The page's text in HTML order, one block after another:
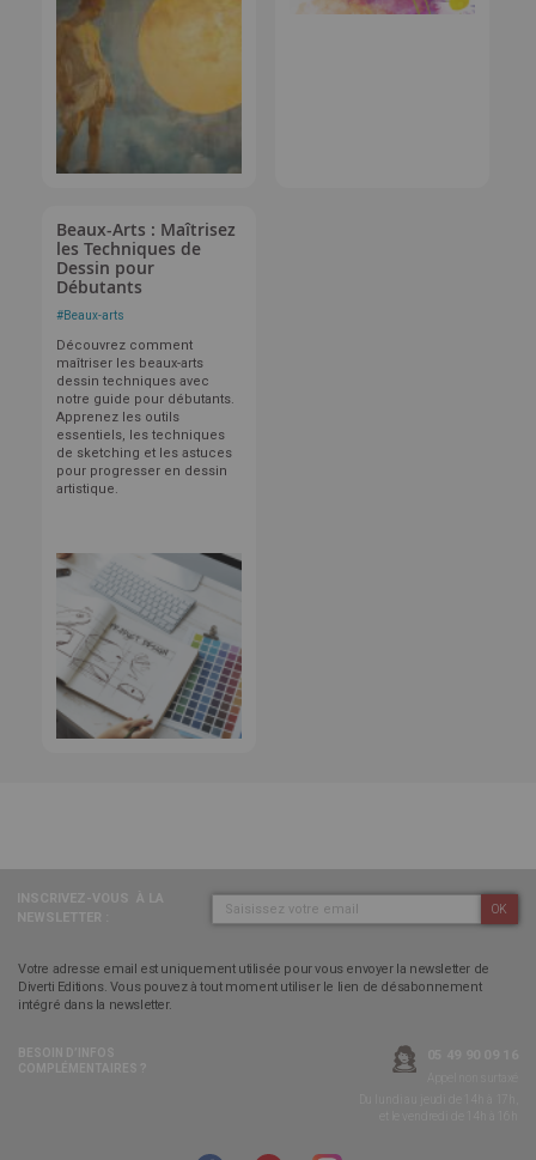
Beaux-Arts : Maîtrisez
les Techniques de
Dessin pour
Débutants
#Beaux-arts
Découvrez comment
maîtriser les beaux-arts
dessin techniques avec
notre guide pour débutants.
Apprenez les outils
essentiels, les techniques
de sketching et les astuces
pour progresser en dessin
artistique.
OK
Votre adresse email est uniquement utilisée pour vous envoyer la newsletter de
Diverti Editions. Vous pouvez à tout moment utiliser le lien de désabonnement
intégré dans la newsletter.